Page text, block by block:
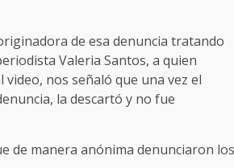
de esa denuncia tratando
Valeria Santos, a quien
nos señaló que una vez el
la descartó y no fue
de manera anónima denunciaron los